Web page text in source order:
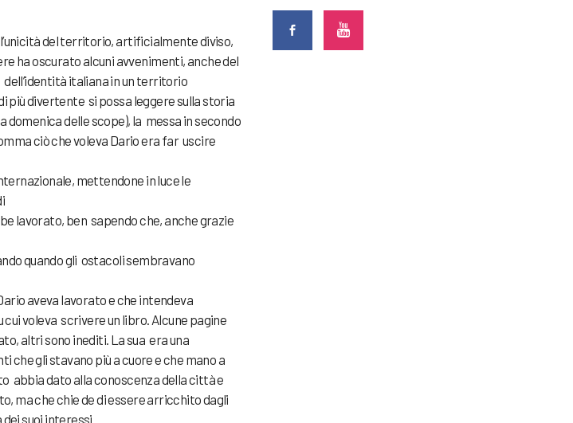
del territorio, artificialmente diviso,
ha oscurato alcuni avvenimenti, anche del
italiana in un territorio
più divertente si possa leggere sulla storia
delle scope), la messa in secondo
ciò che voleva Dario era far uscire
mettendone in luce le
lavorato, ben sapendo che, anche grazie
quando gli ostacoli sembravano
aveva lavorato e che intendeva
cui voleva scrivere un libro. Alcune pagine
altri sono inediti. La sua era una
gli stavano più a cuore e che mano a
abbia dato alla conoscenza della città e
ma che chie de di essere arricchito dagli
suoi interessi.